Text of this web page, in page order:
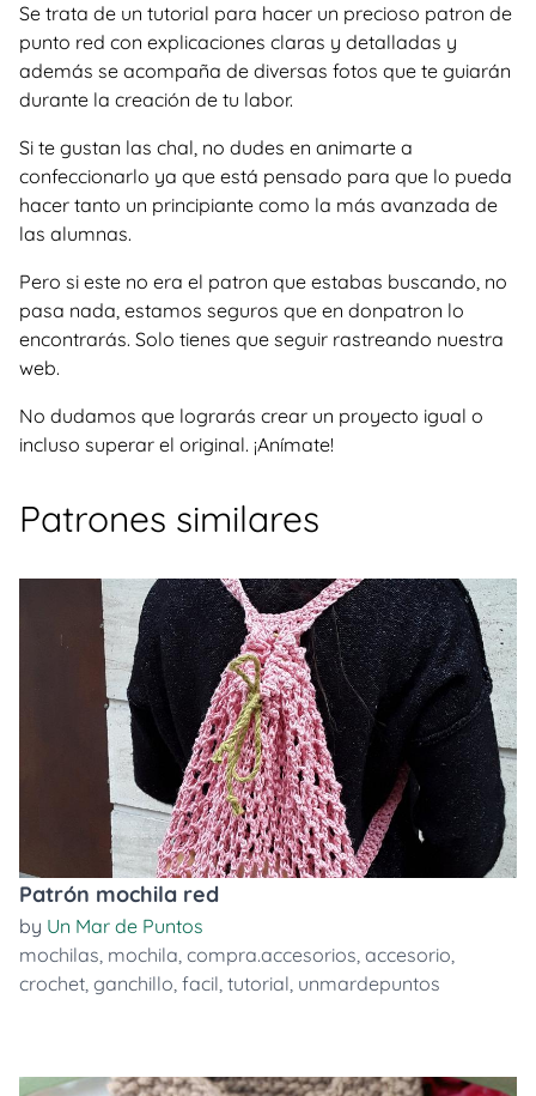
Se trata de un tutorial para hacer un precioso patron de
punto red con explicaciones claras y detalladas y
además se acompaña de diversas fotos que te guiarán
durante la creación de tu labor.
Si te gustan las chal, no dudes en animarte a
confeccionarlo ya que está pensado para que lo pueda
hacer tanto un principiante como la más avanzada de
las alumnas.
Pero si este no era el patron que estabas buscando, no
pasa nada, estamos seguros que en donpatron lo
encontrarás. Solo tienes que seguir rastreando nuestra
web.
No dudamos que lograrás crear un proyecto igual o
incluso superar el original. ¡Anímate!
Patrones similares
Patrón mochila red
by Un Mar de Puntos
mochilas, mochila, compra.accesorios, accesorio,
crochet, ganchillo, facil, tutorial, unmardepuntos